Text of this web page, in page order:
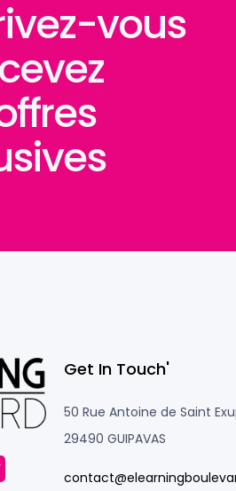
vous
Get In Touch'
50 Rue Antoine de Saint
29490 GUIPAVAS